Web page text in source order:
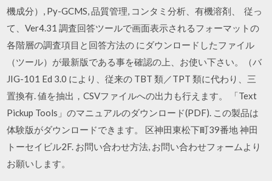
機成分）, Py-GCMS, 品質管理, コンタミ分析、有機溶剤、 従っ
て、Ver4.31 調査回答ツールで画面表示されるフォーマットの
各階層の調査項目と回答方法の にダウンロードしたファイル
（ツール）が最新版である事を確認の上、お使い下さい。（バ
JIG-101 Ed 3.0 により、従来の TBT 類／TPT 類に代わり、三
置換有. 値を抽出，CSVファイルへの出力も行えます。 「Text
Pickup Tools」のマニュアルのダウンロード(PDF). この製品は
体験版がダウンロードできます。 区神田東松下町39番地 神田
トーセイビル2F. お問い合わせ方法, お問い合わせフォームより
お願いします。